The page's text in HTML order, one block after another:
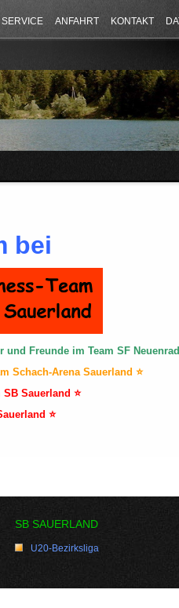
SERVICE ANFAHRT KONTAKT
bei
Freunde im Team SF
Schach-Arena Sauerland ⭐
Sauerland ⭐
⭐
SB SAUERLAND
U20-Bezirksliga